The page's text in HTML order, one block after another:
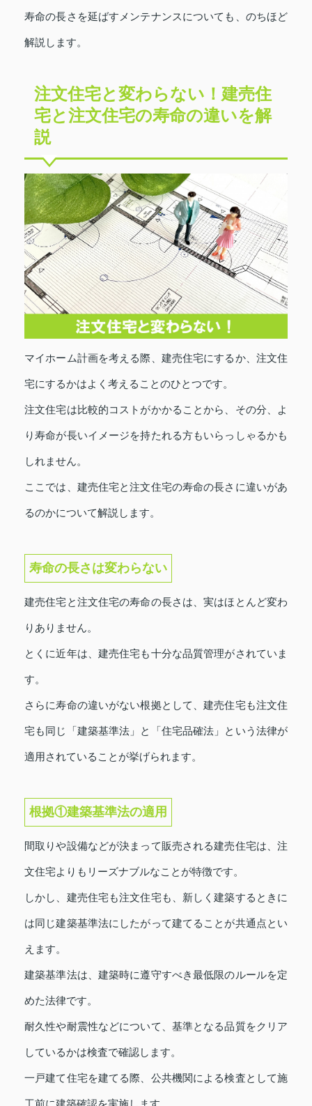
寿命の長さを延ばすメンテナンスについても、のちほど
解説します。
注文住宅と変わらない！建売住
宅と注文住宅の寿命の違いを解
説
マイホーム計画を考える際、建売住宅にするか、注文住
宅にするかはよく考えることのひとつです。
注文住宅は比較的コストがかかることから、その分、よ
り寿命が長いイメージを持たれる方もいらっしゃるかも
しれません。
ここでは、建売住宅と注文住宅の寿命の長さに違いがあ
るのかについて解説します。
寿命の長さは変わらない
建売住宅と注文住宅の寿命の長さは、実はほとんど変わ
りありません。
とくに近年は、建売住宅も十分な品質管理がされていま
す。
さらに寿命の違いがない根拠として、建売住宅も注文住
宅も同じ「建築基準法」と「住宅品確法」という法律が
適用されていることが挙げられます。
根拠①建築基準法の適用
間取りや設備などが決まって販売される建売住宅は、注
文住宅よりもリーズナブルなことが特徴です。
しかし、建売住宅も注文住宅も、新しく建築するときに
は同じ建築基準法にしたがって建てることが共通点とい
えます。
建築基準法は、建築時に遵守すべき最低限のルールを定
めた法律です。
耐久性や耐震性などについて、基準となる品質をクリア
しているかは検査で確認します。
一戸建て住宅を建てる際、公共機関による検査として施